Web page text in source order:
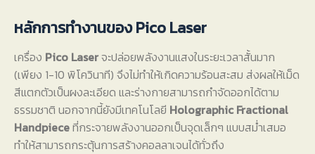
หลักการทำงานของ Pico Laser
เครื่อง Pico Laserจะปล่อยพลังงานแสงในระยะเวลาสั้นมาก
(เพียง 1-10 พิโควินาที) จึงไม่ทำให้เกิดความร้อนสะสม ส่งผลให้เม็ด
สีแตกตัวเป็นผงละเอียด และร่างกายสามารถกำจัดออกได้ตาม
ธรรมชาติ นอกจากนี้ยังมีเทคโนโลยี Holographic Fractional
Handpieceที่กระจายพลังงานออกเป็นจุดเล็กๆ แบบสม่ำเสมอ
ทำให้สามารถกระตุ้นการสร้างคอลลาเจนได้ทั่วถึง